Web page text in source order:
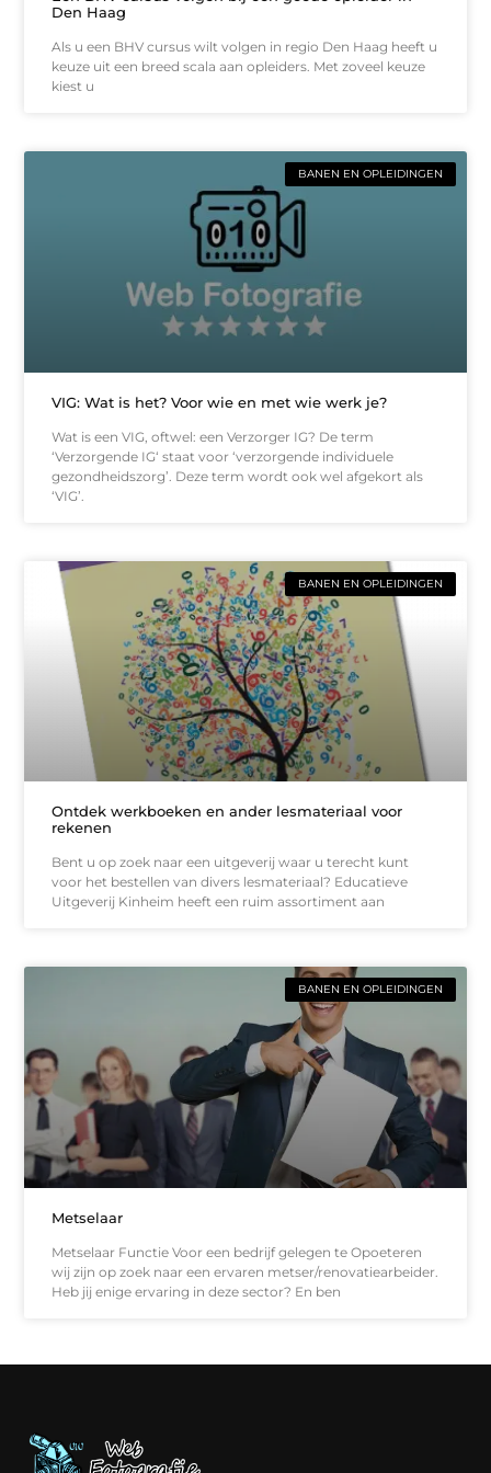
Den Haag
Als u een BHV cursus wilt volgen in regio Den Haag heeft u
keuze uit een breed scala aan opleiders. Met zoveel keuze
kiest u
BANEN EN OPLEIDINGEN
VIG: Wat is het? Voor wie en met wie werk je?
Wat is een VIG, oftwel: een Verzorger IG? De term
‘Verzorgende IG‘ staat voor ‘verzorgende individuele
gezondheidszorg’. Deze term wordt ook wel afgekort als
‘VIG’.
BANEN EN OPLEIDINGEN
Ontdek werkboeken en ander lesmateriaal voor
rekenen
Bent u op zoek naar een uitgeverij waar u terecht kunt
voor het bestellen van divers lesmateriaal? Educatieve
Uitgeverij Kinheim heeft een ruim assortiment aan
BANEN EN OPLEIDINGEN
Metselaar
Metselaar Functie Voor een bedrijf gelegen te Opoeteren
wij zijn op zoek naar een ervaren metser/renovatiearbeider.
Heb jij enige ervaring in deze sector? En ben